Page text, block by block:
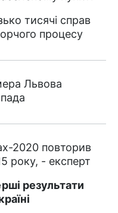
тисячі справ
процесу
Львова
2020 повторив
року, - експерт
результати